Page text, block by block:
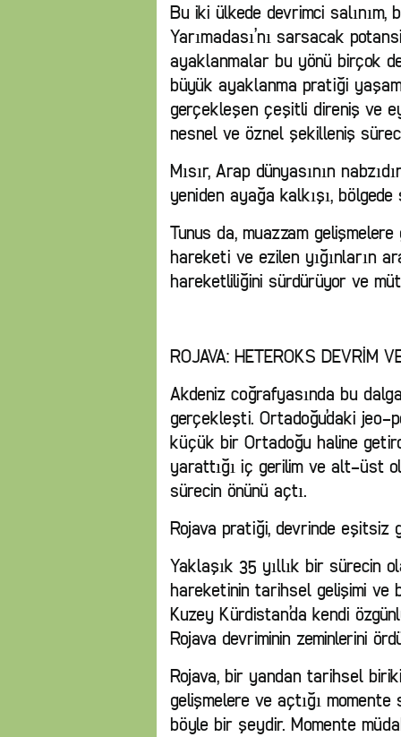
Bu iki ülkede devrimci
Yarımadası’nı sarsacak
ayaklanmalar bu yönü birçok
büyük ayaklanma pratiği
gerçekleşen çeşitli direniş ve
nesnel ve öznel şekilleniş
Mısır, Arap dünyasının
yeniden ayağa kalkışı,
Tunus da, muazzam
hareketi ve ezilen yığınların
hareketliliğini sürdürüyor ve
ROJAVA: HETEROKS DEVRİM
Akdeniz coğrafyasında bu
gerçekleşti. Ortadoğu’daki
küçük bir Ortadoğu haline
yarattığı iç gerilim ve alt-üst
sürecin önünü açtı.
Rojava pratiği, devrinde eşitsiz
Yaklaşık 35 yıllık bir sürecin
hareketinin tarihsel gelişimi ve
Kuzey Kürdistan’da kendi
Rojava devriminin zeminlerini
Rojava, bir yandan tarihsel
gelişmelere ve açtığı
böyle bir şeydir. Momente